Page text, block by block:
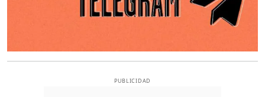
PUBLICIDAD